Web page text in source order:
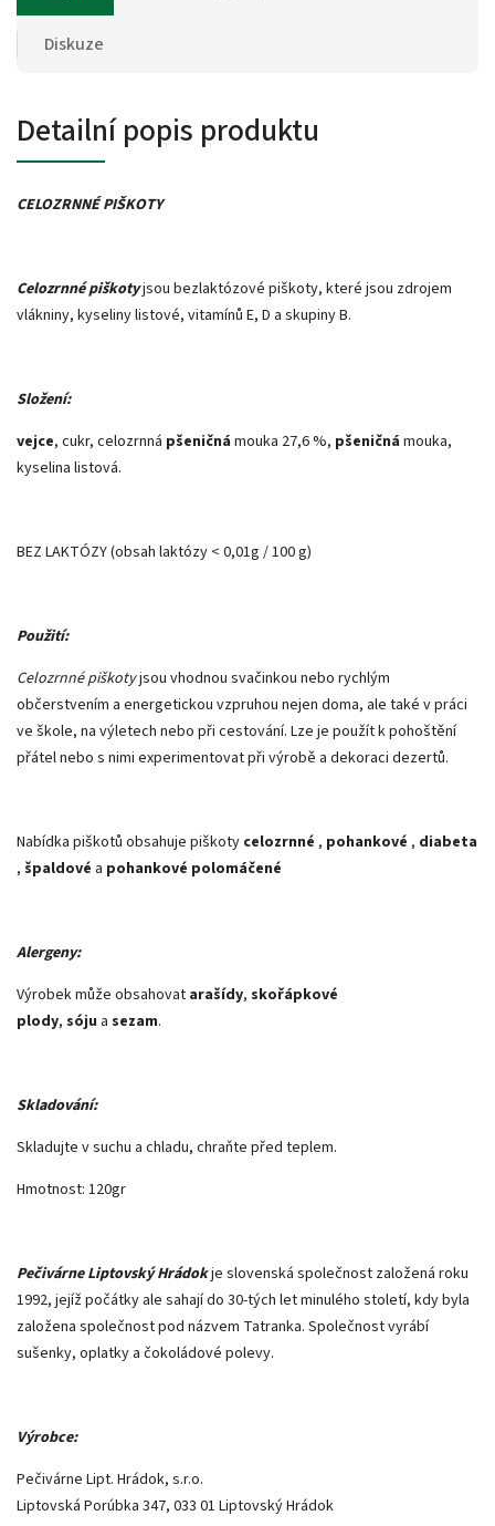
Diskuze
Detailní popis produktu
CELOZRNNÉ PIŠKOTY
Celozrnné piškotyjsou bezlaktózové piškoty, které jsou zdrojem
vlákniny, kyseliny listové, vitamínů E, D a skupiny B.
Složení:
vejce, cukr, celozrnná pšeničná mouka 27,6 %, pšeničná mouka,
kyselina listová.
BEZ LAKTÓZY (obsah laktózy < 0,01g / 100 g)
Použití:
Celozrnné piškotyjsou vhodnou svačinkou nebo rychlým
občerstvením a energetickou vzpruhou nejen doma, ale také v práci
ve škole, na výletech nebo při cestování. Lze je použít k pohoštění
přátel nebo s nimi experimentovat při výrobě a dekoraci dezertů.
Nabídka piškotů obsahuje piškoty celozrnné , pohankové , diabeta
, špaldové a pohankové polomáčené
Alergeny:
Výrobek může obsahovat arašídy, skořápkové
plody, sóju a sezam.
Skladování:
Skladujte v suchu a chladu, chraňte před teplem.
Hmotnost: 120gr
Pečivárne Liptovský Hrádokje slovenská společnost založená roku
1992, jejíž počátky ale sahají do 30-tých let minulého století, kdy byla
založena společnost pod názvem Tatranka. Společnost vyrábí
sušenky, oplatky a čokoládové polevy.
Výrobce:
Pečivárne Lipt. Hrádok, s.r.o.
Liptovská Porúbka 347, 033 01 Liptovský Hrádok